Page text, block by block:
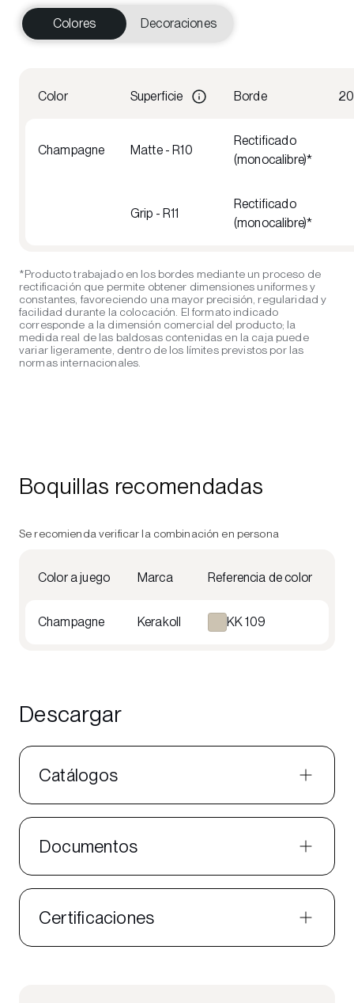
Colores Decoraciones
Color Superficie Borde
Champagne Matte - R10
Rectificado
(monocalibre)*
Grip - R11
Rectificado
(monocalibre)*
*Producto trabajado en los bordes mediante un proceso de
rectificación que permite obtener dimensiones uniformes y
constantes, favoreciendo una mayor precisión, regularidad y
facilidad durante la colocación. El formato indicado
corresponde a la dimensión comercial del producto; la
medida real de las baldosas contenidas en la caja puede
variar ligeramente, dentro de los límites previstos por las
normas internacionales.
Boquillas recomendadas
Se recomienda verificar la combinación en persona
Color a juego Marca Referencia de color
Champagne Kerakoll KK 109
Descargar
Catálogos
Documentos
Certificaciones